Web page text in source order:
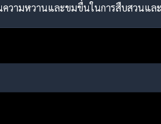
วามหวานและขมขื่นในการสืบสวนแล